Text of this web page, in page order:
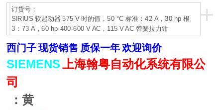
+
订货号：
SIRIUS 软起动器 575 V 时的值，50 °C 标准：42 A，30 hp 根
3：73 A，60 hp 400-600 V AC，115 V AC 弹簧拉力钳
西门子 现货销售 质保一年 欢迎询价
SIEMENS 上海翰粤自动化系统有限公
司
：黄